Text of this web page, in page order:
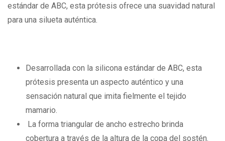
estándar de ABC, esta prótesis ofrece una suavidad natural
para una silueta auténtica.
Desarrollada con la silicona estándar de ABC, esta
prótesis presenta un aspecto auténtico y una
sensación natural que imita fielmente el tejido
mamario.
La forma triangular de ancho estrecho brinda
cobertura a través de la altura de la copa del sostén.